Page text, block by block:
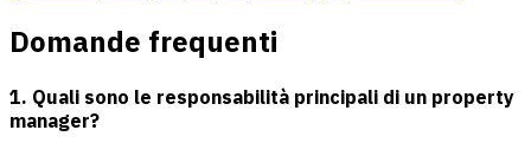
Domande frequenti
1. Quali sono le responsabilità principali di un property
manager?